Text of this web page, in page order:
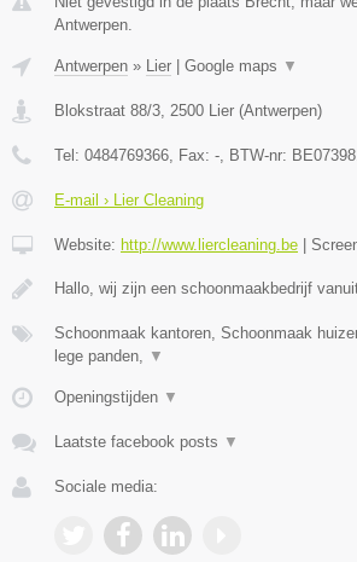
Antwerpen.
Antwerpen » Lier Google maps ▼
Blokstraat 88/3 2500 Lier (Antwerpen)
Tel: 0484769366 , Fax: - , BTW-nr:
E-mail › Lier Cleaning
Website: http://www.liercleaning.be
Hallo, wij zijn een schoonmaakbedrijf
Schoonmaak kantoren, Schoonmaak
lege panden,
▼
Openingstijden ▼
Laatste facebook posts ▼
Sociale media: